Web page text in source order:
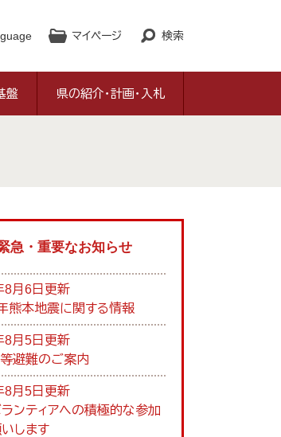
マイページ 検索
盤 県の紹介・計画・入札
急・重要なお知らせ
8月6日更新
熊本地震に関する情報
8月5日更新
避難のご案内
8月5日更新
ンティアへの積極的な参加
します